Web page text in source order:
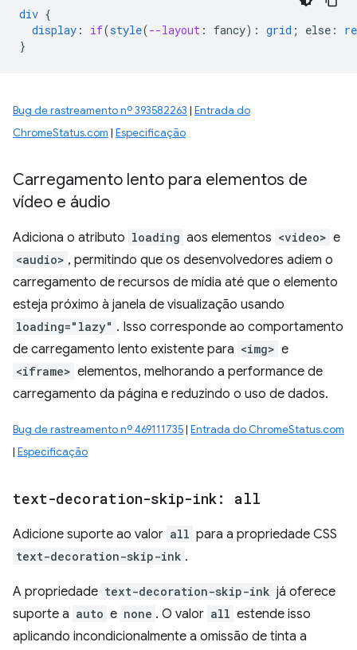
div {
display : if(style(--layout : fancy) : grid ; else :
}
Bug de rastreamento nº 393582263 | Entrada do
ChromeStatus.com | Especificação
Carregamento lento para elementos de
vídeo e áudio
Adiciona o atributo loading aos elementos <video> e
<audio> , permitindo que os desenvolvedores adiem o
carregamento de recursos de mídia até que o elemento
esteja próximo à janela de visualização usando
loading="lazy" . Isso corresponde ao comportamento
de carregamento lento existente para <img> e
<iframe> elementos, melhorando a performance de
carregamento da página e reduzindo o uso de dados.
Bug de rastreamento nº 469111735| Entrada do ChromeStatus.com
| Especificação
text-decoration-skip-ink: all
Adicione suporte ao valor all para a propriedade CSS
text-decoration-skip-ink .
A propriedade text-decoration-skip-ink já oferece
suporte a auto e none . O valor all estende isso
aplicando incondicionalmente a omissão de tinta a